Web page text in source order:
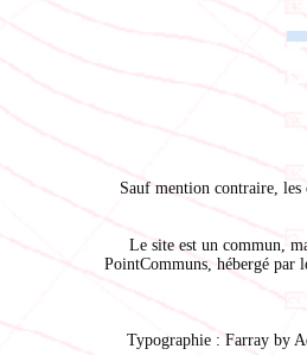
Sauf mention contraire, les
Le site est un commun,
PointCommuns, hébergé par
Typographie : Farray by